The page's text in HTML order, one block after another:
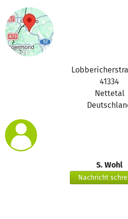
41334
Nettetal
S. Wohl
Nachricht